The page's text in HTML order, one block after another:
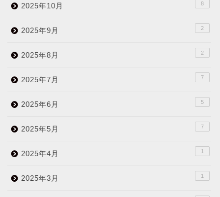
2025年10月 8
2025年9月 2
2025年8月 2
2025年7月 7
2025年6月 5
2025年5月 7
2025年4月 1
2025年3月 1